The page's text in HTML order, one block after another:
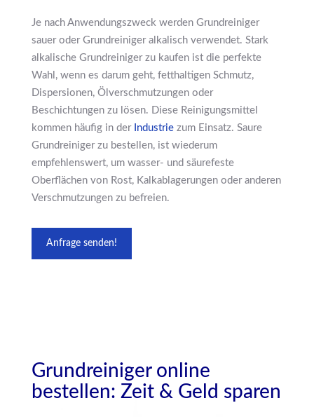
Je nach Anwendungszweck werden Grundreiniger
sauer oder Grundreiniger alkalisch verwendet. Stark
alkalische Grundreiniger zu kaufen ist die perfekte
Wahl, wenn es darum geht, fetthaltigen Schmutz,
Dispersionen, Ölverschmutzungen oder
Beschichtungen zu lösen. Diese Reinigungsmittel
kommen häufig in der Industriezum Einsatz. Saure
Grundreiniger zu bestellen, ist wiederum
empfehlenswert, um wasser- und säurefeste
Oberflächen von Rost, Kalkablagerungen oder anderen
Verschmutzungen zu befreien.
Anfrage senden!
Grundreiniger online
bestellen: Zeit & Geld sparen